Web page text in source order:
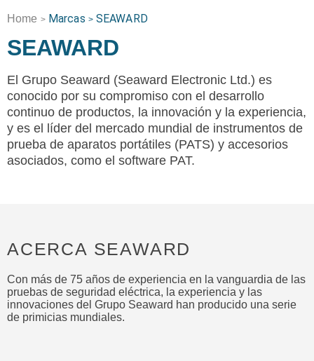
Home > Marcas > SEAWARD
SEAWARD
El Grupo Seaward (Seaward Electronic Ltd.) es
conocido por su compromiso con el desarrollo
continuo de productos, la innovación y la experiencia,
y es el líder del mercado mundial de instrumentos de
prueba de aparatos portátiles (PATS) y accesorios
asociados, como el software PAT.
ACERCA SEAWARD
Con más de 75 años de experiencia en la vanguardia de las
pruebas de seguridad eléctrica, la experiencia y las
innovaciones del Grupo Seaward han producido una serie
de primicias mundiales.